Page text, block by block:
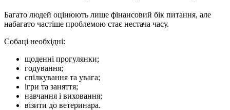
Багато людей оцінюють лише фінансовий бік питання, але
набагато частіше проблемою стає нестача часу.
Собаці необхідні:
щоденні прогулянки;
годування;
спілкування та увага;
ігри та заняття;
навчання і виховання;
візити до ветеринара.